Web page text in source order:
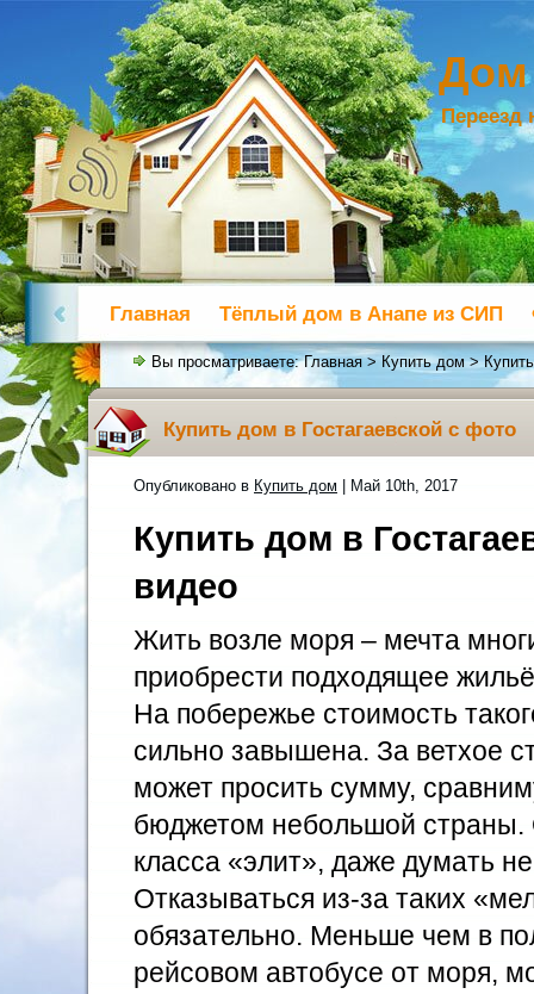
Дом
Переезд
Главная Тёплый дом в Анапе из СИП
Вы просматриваете:Главная> Купить дом>
Купить дом в Гостагаевской с фото
Опубликовано в Купить дом | Май 10th, 2017
Купить дом в
видео
Жить возле моря – мечта
приобрести подходящее
На побережье стоимость
сильно завышена. За ветхое
может просить сумму,
бюджетом небольшой страны.
класса «элит», даже думать
Отказываться из-за таких
обязательно. Меньше чем в
рейсовом автобусе от моря,